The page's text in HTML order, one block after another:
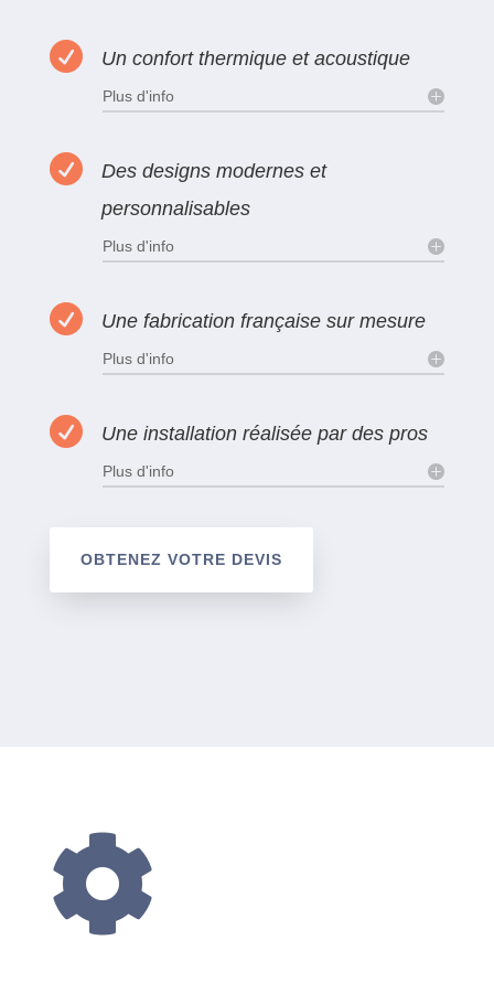
 Un confort thermique et acoustique
Plus d'info

Des designs modernes et
personnalisables
Plus d'info
 Une fabrication française sur mesure
Plus d'info
 Une installation réalisée par des pros
Plus d'info
OBTENEZ VOTRE DEVIS
